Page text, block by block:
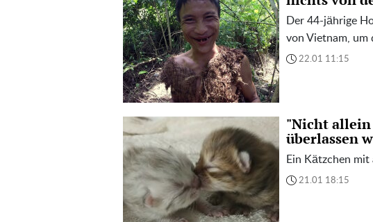
Der 44-jährige
von Vietnam, um
22.01 11:15
"Nicht allein
überlassen
Ein Kätzchen mit
21.01 18:15